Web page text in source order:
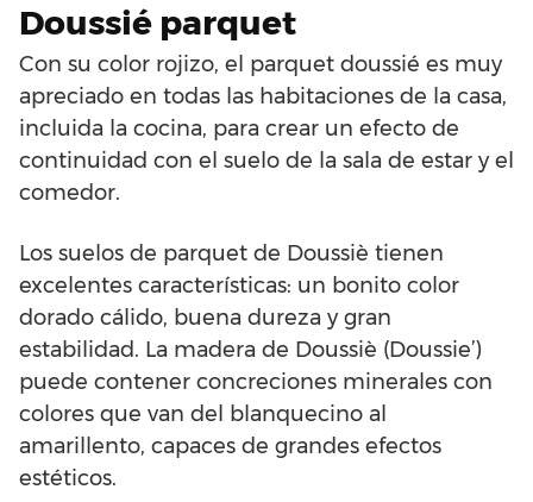
Doussié parquet
Con su color rojizo, el parquet doussié es muy
apreciado en todas las habitaciones de la casa,
incluida la cocina, para crear un efecto de
continuidad con el suelo de la sala de estar y el
comedor.
Los suelos de parquet de Doussiè tienen
excelentes características: un bonito color
dorado cálido, buena dureza y gran
estabilidad. La madera de Doussiè (Doussie’)
puede contener concreciones minerales con
colores que van del blanquecino al
amarillento, capaces de grandes efectos
estéticos.